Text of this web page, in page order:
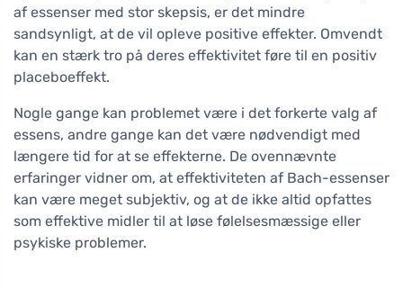
af essenser med stor skepsis, er det mindre
sandsynligt, at de vil opleve positive effekter. Omvendt
kan en stærk tro på deres effektivitet føre til en positiv
placeboeffekt.
Nogle gange kan problemet være i det forkerte valg af
essens, andre gange kan det være nødvendigt med
længere tid for at se effekterne. De ovennævnte
erfaringer vidner om, at effektiviteten af Bach-essenser
kan være meget subjektiv, og at de ikke altid opfattes
som effektive midler til at løse følelsesmæssige eller
psykiske problemer.